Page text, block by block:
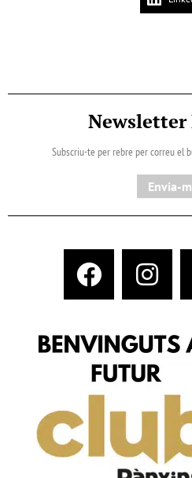
Newsletter
Subscriu-te per rebre per correu el
Envia-